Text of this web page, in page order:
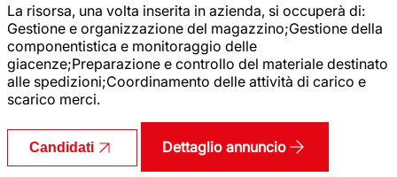
La risorsa, una volta inserita in azienda, si occuperà di:
Gestione e organizzazione del magazzino;Gestione della
componentistica e monitoraggio delle
giacenze;Preparazione e controllo del materiale destinato
alle spedizioni;Coordinamento delle attività di carico e
scarico merci.
Candidati Dettaglio annuncio